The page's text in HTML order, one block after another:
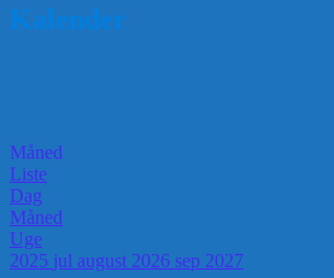
Kalender
Måned
Liste
Dag
Måned
Uge
2025 jul august 2026 sep 2027